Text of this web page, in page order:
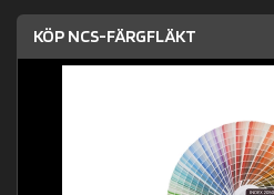
KÖP NCS-FÄRGFLÄKT